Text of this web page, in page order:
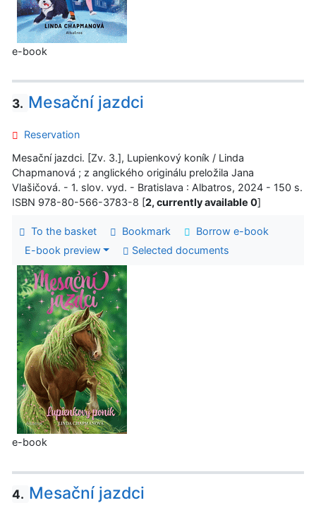
e-book
3. Mesační jazdci
Reservation
Mesační jazdci. [Zv. 3.], Lupienkový koník / Linda
Chapmanová ; z anglického originálu preložila Jana
Vlašičová. - 1. slov. vyd. - Bratislava : Albatros, 2024 - 150 s.
ISBN 978-80-566-3783-8 [2, currently available 0]
To the basket Bookmark
Borrow e-book
E-book preview
Selected documents
e-book
4. Mesační jazdci